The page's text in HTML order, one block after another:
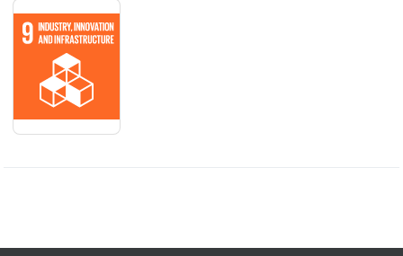
IMPRESE, INNOVAZIONE E INFRASTRUTTURE -